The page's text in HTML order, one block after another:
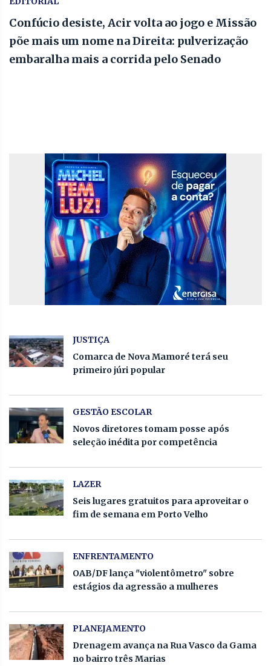
Confúcio desiste, Acir volta ao jogo e Missão
põe mais um nome na Direita: pulverização
embaralha mais a corrida pelo Senado
JUSTIÇA
Comarca de Nova Mamoré terá seu
primeiro júri popular
GESTÃO ESCOLAR
Novos diretores tomam posse após
seleção inédita por competência
LAZER
Seis lugares gratuitos para aproveitar o
fim de semana em Porto Velho
ENFRENTAMENTO
OAB/DF lança "violentômetro" sobre
estágios da agressão a mulheres
PLANEJAMENTO
Drenagem avança na Rua Vasco da Gama
no bairro três Marias